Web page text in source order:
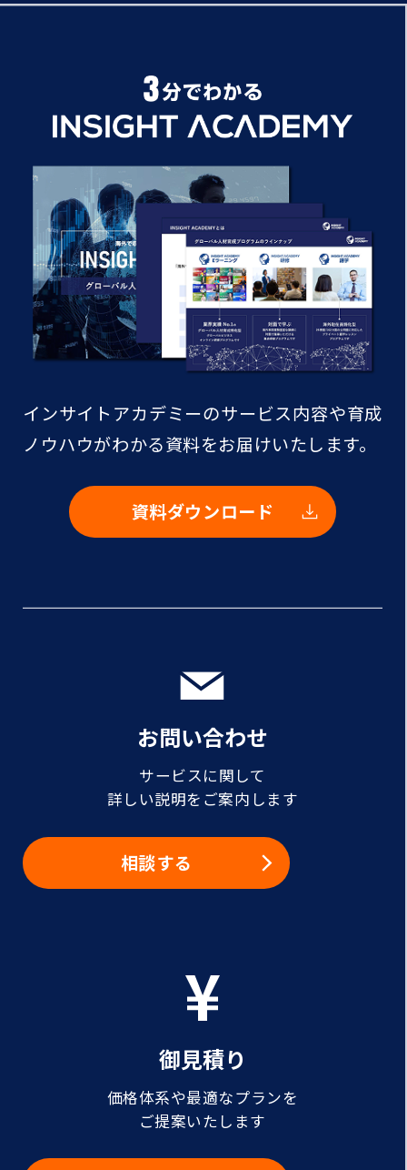
インサイトアカデミーのサービス内容や育成
ノウハウがわかる資料をお届けいたします。
資料ダウンロード
お問い合わせ
サービスに関して
詳しい説明をご案内します
相談する
御見積り
価格体系や最適なプランを
ご提案いたします